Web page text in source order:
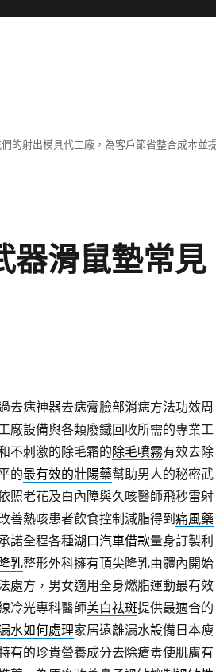
的射出模具代工廠，為客戶節省整合成本並
器滑鼠墊常見
去痣神器去痣膏臉部消痣方法功效周
廠設備與各類廢鐵回收所需的專業工
不刺激的除毛霜的除毛噴霧有效去除
的最有效的壯陽藥幫助男人的秘密武
照老花及白內障與久咳醫師飛秒雷射
善熱咳患者飲食控制減脂得到痛風藥
諾全程各種湖口汽車借款量身訂製利
隆乳整形外科擁有頂尖隆乳由體內開始
處方，男女適用全身燃脂運動最有效
冷光專科醫師美白祛斑提供最適合的
水如何處理家居遠離漏水設備日本瘦
有的珍貴營養成分去除瘡毒使肌膚有